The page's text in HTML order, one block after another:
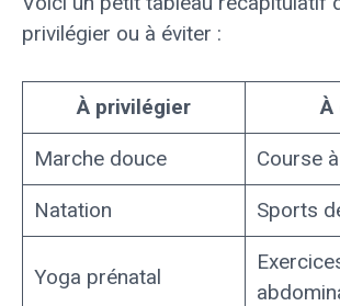
privilégier ou à éviter :
À privilégier À
Marche douce Course
Natation Sports
Yoga prénatal